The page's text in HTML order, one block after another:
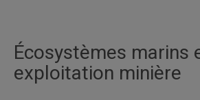
Écosystèmes marins
exploitation minière